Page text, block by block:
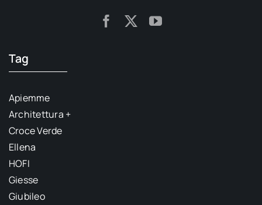
Tag
Apiemme
Architettura +
Croce Verde
Ellena
HOFI
Giesse
Giubileo